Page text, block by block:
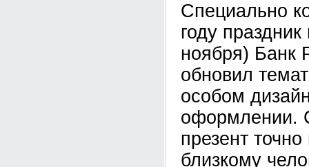
Специально
году
ноября) Банк
обновил
особом
оформлении.
презент
близкому